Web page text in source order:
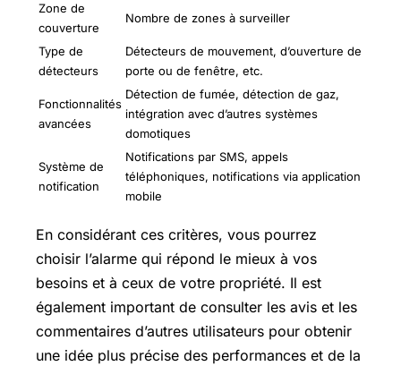
Zone de
couverture
Nombre de zones à surveiller
Type de
détecteurs
Détecteurs de mouvement, d’ouverture de
porte ou de fenêtre, etc.
Fonctionnalités
avancées
Détection de fumée, détection de gaz,
intégration avec d’autres systèmes
domotiques
Système de
notification
Notifications par SMS, appels
téléphoniques, notifications via application
mobile
En considérant ces critères, vous pourrez
choisir l’alarme qui répond le mieux à vos
besoins et à ceux de votre propriété. Il est
également important de consulter les avis et les
commentaires d’autres utilisateurs pour obtenir
une idée plus précise des performances et de la